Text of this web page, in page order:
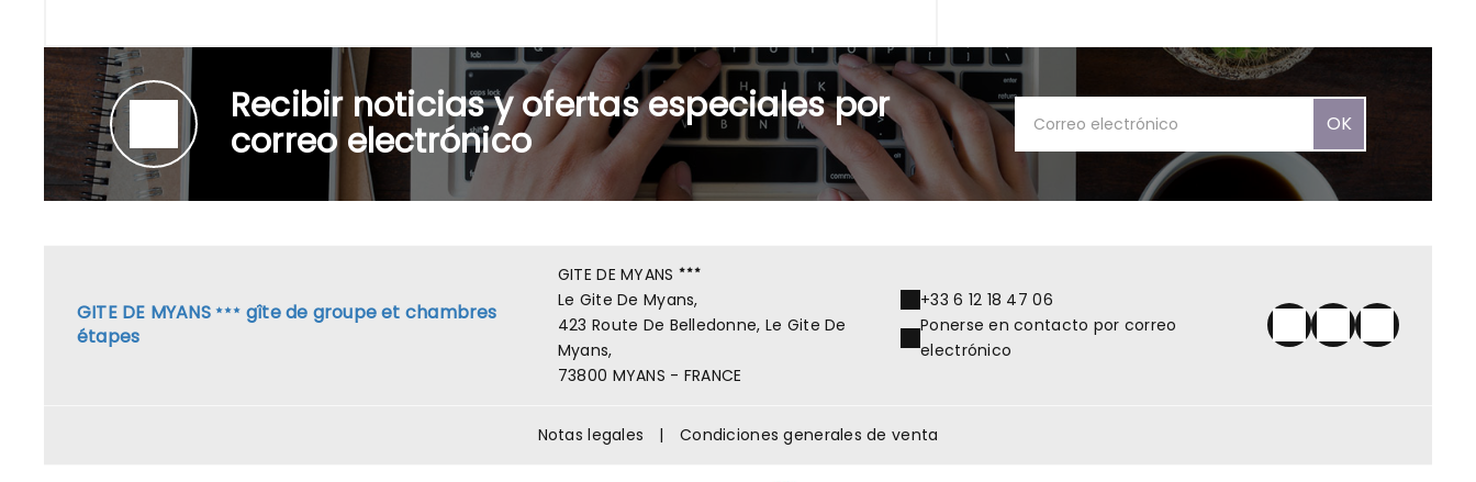
Recibir noticias y ofertas especiales por
correo electrónico OK
GITE DE MYANS
gîte de groupe et chambres
étapes
GITE DE MYANS
Le Gite De Myans,
423 Route De Belledonne, Le Gite De
Myans,
73800 MYANS - FRANCE
+33 6 12 18 47 06
Ponerse en contacto por correo
electrónico
Notas legales | Condiciones generales de venta